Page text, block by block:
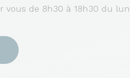
vous de 8h30 à 18h30 du